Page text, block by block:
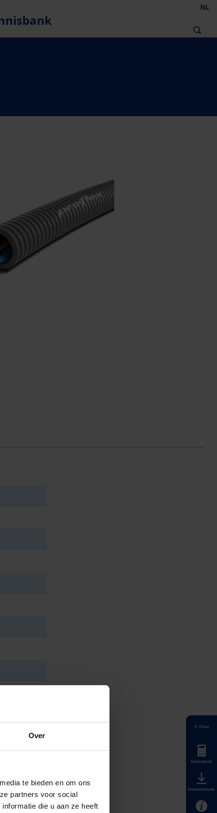
Over
te bieden en om ons
partners voor social
die u aan ze heeft
NL
Close
Rekentools
Documentatie